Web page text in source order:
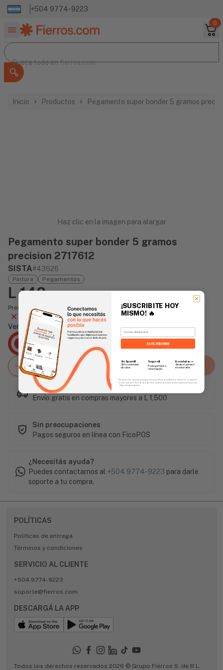
+504 9774-9223
0
Buscar productos
Busca todo en
Busca todo enfierros.com
Inicio Productos Pegamento super bonder 5 gramos
Haz clic en la imagen para alargar
Pegamento super bonder 5 gramos
precision 2717612
SISTA#43626
Pintura Pegamentos
L 148
Precio incluye impuesto sobre ventas
Agotado
Vendido Por:
Agencia Global
2 días - Tiempo de Entrega Promedio
Agregar al carrito
Este artículo es popular
Envío gratis en compras mayores a L 1,500
Sin preocupaciones
Pagos seguros en línea con FicoPOS
¿Necesitás ayuda?
Puedes contactarnos al +504 9774-9223 para darle
soporte a tu compra.
POLÍTICAS
Políticas de entrega
Términos y condiciones
SERVICIO AL CLIENTE
+504 9774-9223
soporte@fierros.com
DESCARGÁ LA APP
Todos los derechos reservados 2026 © Grupo Fierros S. de R.L.
¡SUSCRIBITE HOY
MISMO! 🔥
Email
SUSCRIBIRME
Sin Spam 🚫
Solo contenido
de valor.
Seguro 🔒
Protegemos tu
información.
Novedades📣
Serás el primero
en enterarte.
Al enviar este formulario, aceptás nuestros Términos y Política de Privacidad, y consentís
recibir correos de Fierros con novedades, productos y eventos. Este consentimiento no es
obligatorio para comprar.